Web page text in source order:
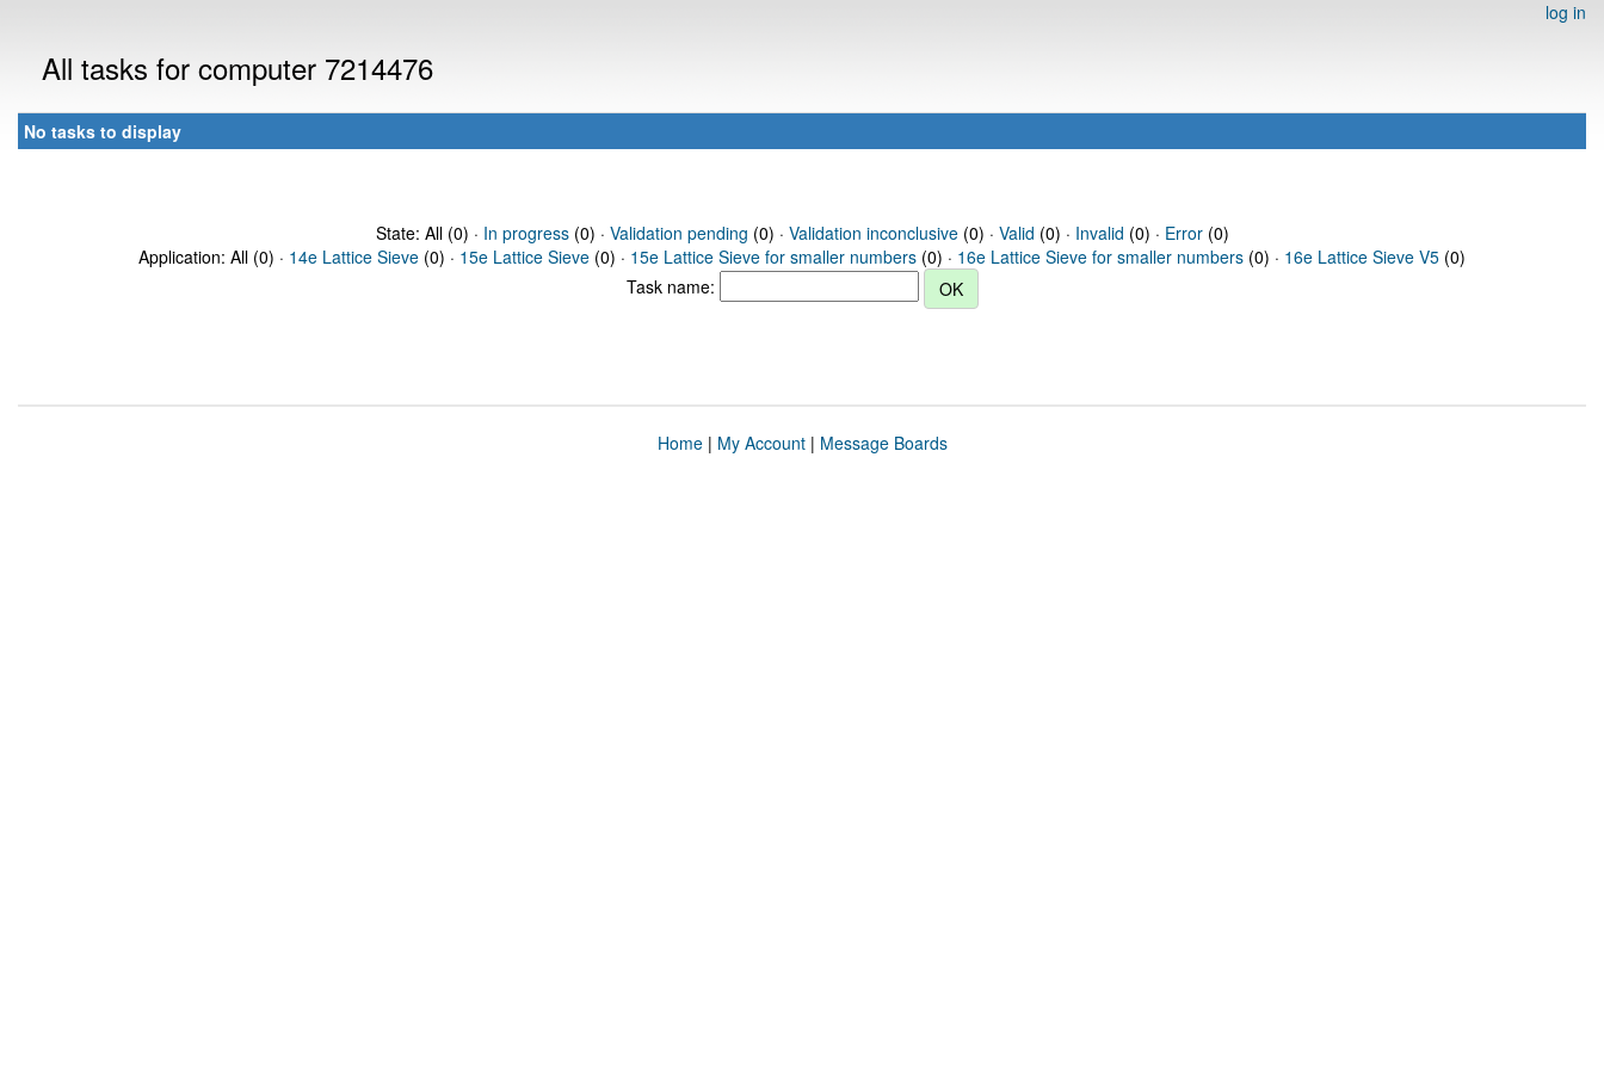
log in
All tasks for computer 7214476
No tasks to display
State: All (0) · In progress(0) · Validation pending (0) · Validation inconclusive(0) · Valid (0) · Invalid (0) · Error(0)
Application: All (0) · 14e Lattice Sieve (0) · 15e Lattice Sieve (0) · 15e Lattice Sieve for smaller numbers (0) · 16e Lattice Sieve for smaller numbers (0) · 16e Lattice Sieve V5 (0)
Task name:
Home| My Account| Message Boards